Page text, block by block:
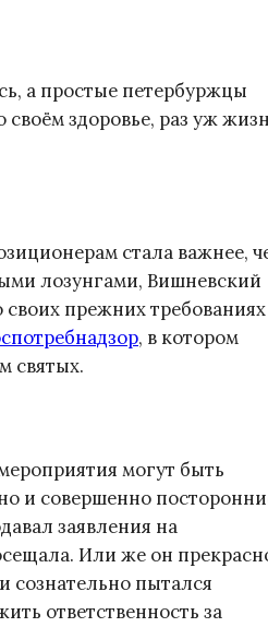
а простые петербуржцы
здоровье, раз уж
стала важнее,
лозунгами, Вишневский
прежних
, в котором
святых.
могут быть
и совершенно
заявления на
Или же он
сознательно пытался
ответственность за